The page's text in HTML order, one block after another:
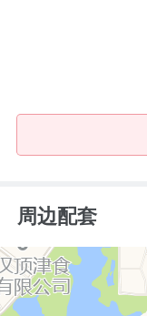
周边配套